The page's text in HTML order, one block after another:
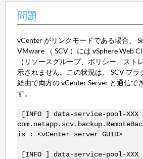
問題
vCenter がリンクモードである場合、
VMware （ SCV ）には vSphere Web
（リソースグループ、ポリシー、スト
示されません。この状況は、 SCV プ
経由で両方の vCenter Server と通信で
す。
[INFO ] data-service-pool-
is : <vCenter server GUID>
[INFO ] data-service-pool-